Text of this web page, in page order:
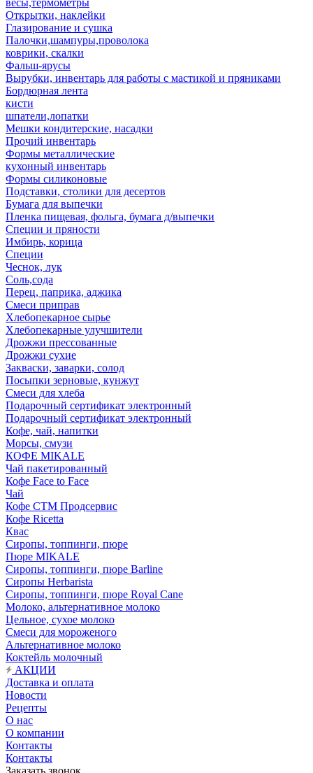
весы,термометры
Открытки, наклейки
Глазирование и сушка
Палочки,шампуры,проволока
коврики, скалки
Фальш-ярусы
Вырубки, инвентарь для работы с мастикой и пряниками
Бордюрная лента
кисти
шпатели,лопатки
Мешки кондитерские, насадки
Прочий инвентарь
Формы металлические
кухонный инвентарь
Формы силиконовые
Подставки, столики для десертов
Бумага для выпечки
Пленка пищевая, фольга, бумага д/выпечки
Специи и пряности
Имбирь, корица
Специи
Чеснок, лук
Соль,сода
Перец, паприка, аджика
Смеси приправ
Хлебопекарное сырье
Хлебопекарные улучшители
Дрожжи прессованные
Дрожжи сухие
Закваски, заварки, солод
Посыпки зерновые, кунжут
Смеси для хлеба
Подарочный сертификат электронный
Подарочный сертификат электронный
Кофе, чай, напитки
Морсы, смузи
КОФЕ MIKALE
Чай пакетированный
Кофе Face to Face
Чай
Кофе СТМ Продсервис
Кофе Ricetta
Квас
Сиропы, топпинги, пюре
Пюре MIKALE
Сиропы, топпинги, пюре Barline
Сиропы Herbarista
Сиропы, топпинги, пюре Royal Cane
Молоко, альтернативное молоко
Цельное, сухое молоко
Смеси для мороженого
Альтернативное молоко
Коктейль молочный
АКЦИИ
Доставка и оплата
Новости
Рецепты
О нас
О компании
Контакты
Контакты
Заказать звонок